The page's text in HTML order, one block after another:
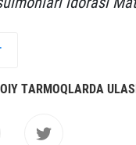
TАRMOQLАRDА